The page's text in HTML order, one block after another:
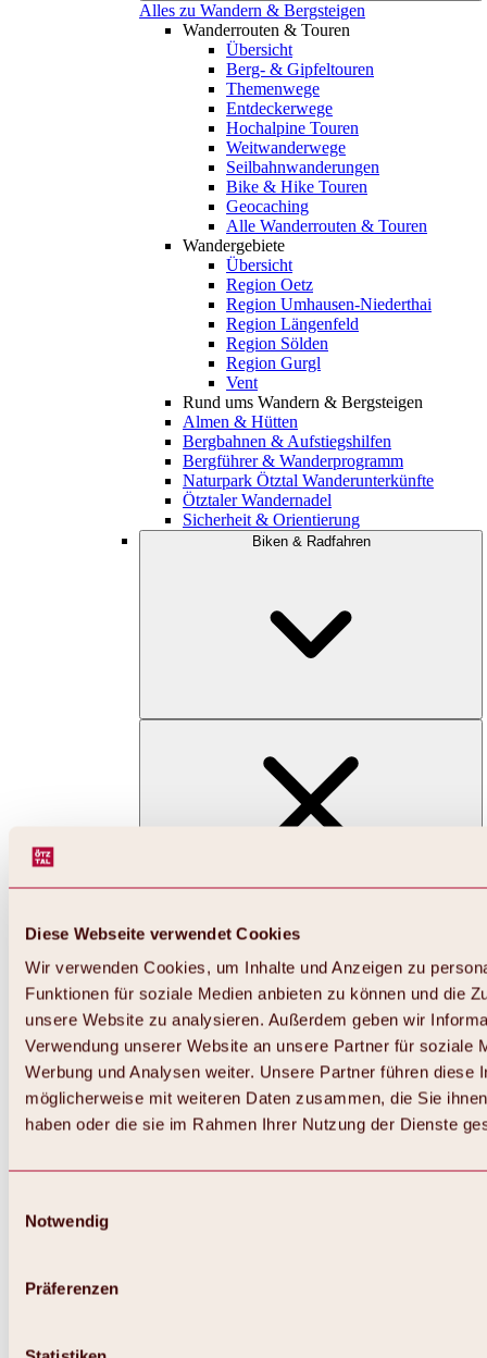
Diese Webseite verwendet Cookies
Wir verwenden Cookies, um Inhalte und Anzeigen zu
Funktionen für soziale Medien anbieten zu können und die
unsere Website zu analysieren. Außerdem geben wir
Verwendung unserer Website an unsere Partner für soziale
Werbung und Analysen weiter. Unsere Partner führen diese
möglicherweise mit weiteren Daten zusammen, die Sie
haben oder die sie im Rahmen Ihrer Nutzung der Dienste
Notwendig
Präferenzen
Alles zu Wandern & Bergsteigen
Wanderrouten & Touren
Übersicht
Berg- & Gipfeltouren
Themenwege
Entdeckerwege
Hochalpine Touren
Weitwanderwege
Seilbahnwanderungen
Bike & Hike Touren
Geocaching
Alle Wanderrouten & Touren
Wandergebiete
Übersicht
Region Oetz
Region Umhausen-Niederthai
Region Längenfeld
Region Sölden
Region Gurgl
Vent
Rund ums Wandern & Bergsteigen
Almen & Hütten
Bergbahnen & Aufstiegshilfen
Bergführer & Wanderprogramm
Naturpark Ötztal Wanderunterkünfte
Ötztaler Wandernadel
Sicherheit & Orientierung
Biken & Radfahren